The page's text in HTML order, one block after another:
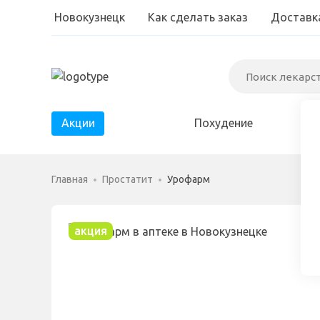
Новокузнецк Как сделать заказ
Акции Похудение
Простатит
Главная Простатит Урофарм
акция